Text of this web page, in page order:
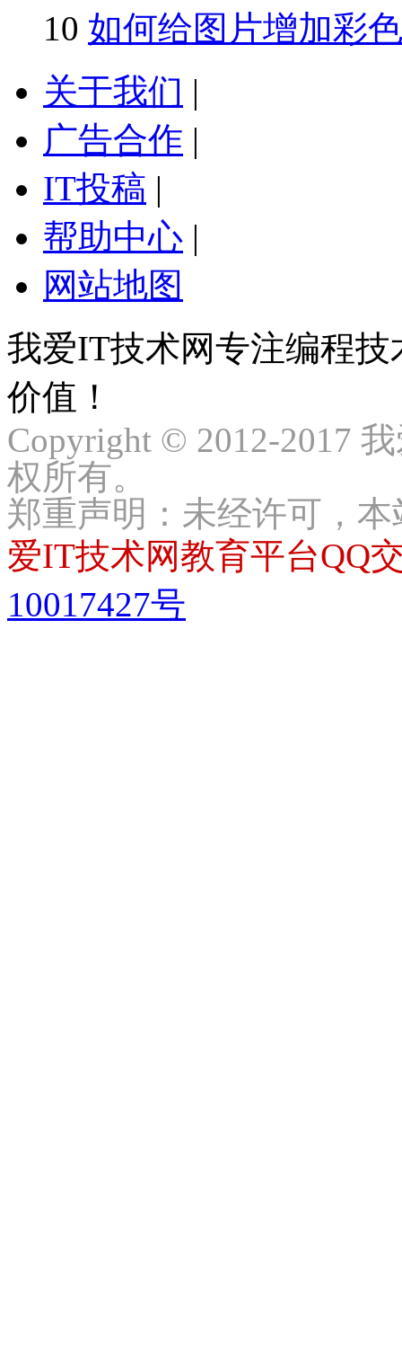
10 如何给图片增加彩
关于我们 |
广告合作 |
IT投稿 |
帮助中心 |
网站地图
我爱IT技术网专注编程
价值！
Copyright © 2012-2017
权所有。
郑重声明：未经许可，
爱IT技术网教育平台QQ
10017427号